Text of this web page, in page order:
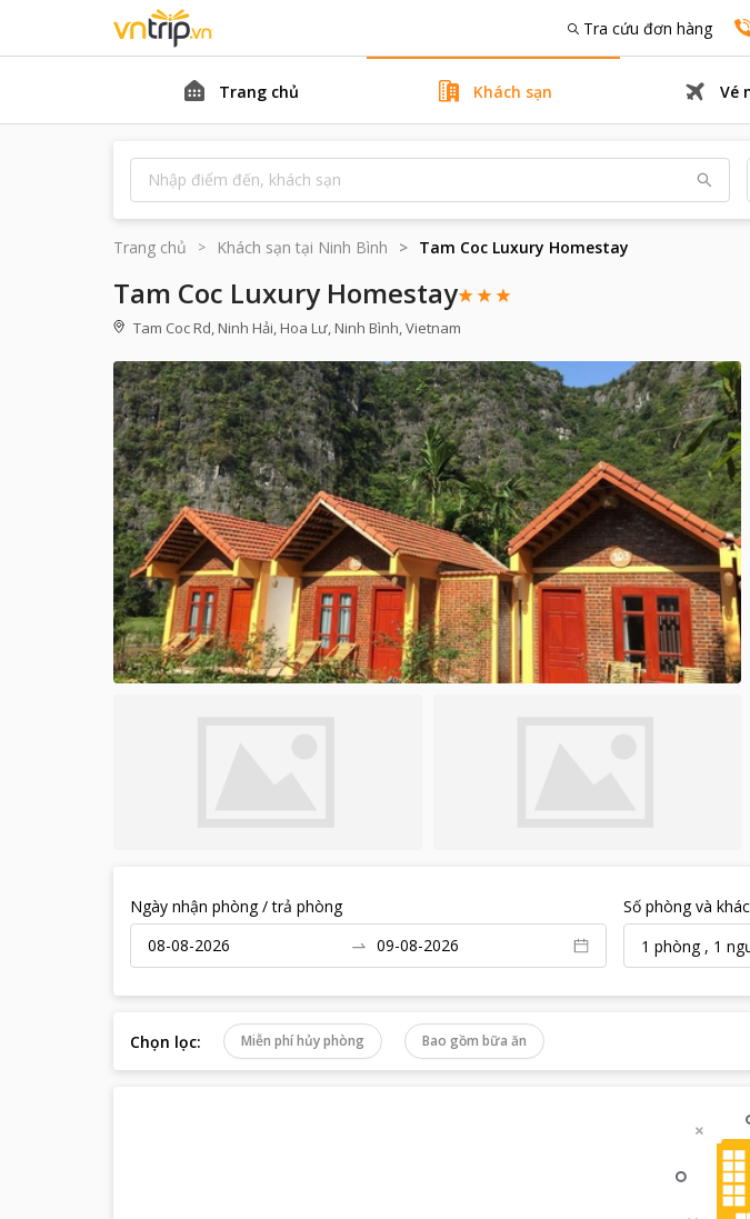
Tra cứu đơn hàng
Trang chủ Khách sạn Vé
Trang chủ Khách sạn tại Ninh Bình Tam Coc Luxury Homestay
Tam Coc Luxury Homestay
Tam Coc Rd, Ninh Hải, Hoa Lư, Ninh Bình, Vietnam
Ngày nhận phòng / trả phòng
Số phòng và
1 phòng, 1
Chọn lọc: Miễn phí hủy phòng Bao gồm bữa ăn